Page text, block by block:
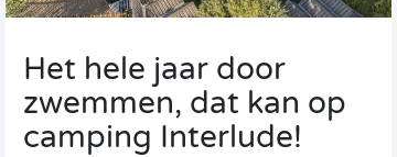
Het hele jaar door
zwemmen, dat kan op
camping Interlude!